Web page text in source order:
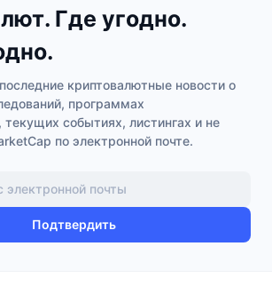
Где угодно.
криптовалютные новости о
программах
текущих событиях, листингах и не
по электронной почте.
Подтвердить